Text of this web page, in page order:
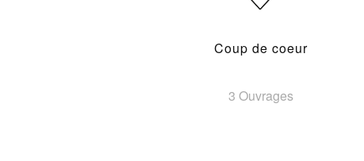
Coup de coeur
3 Ouvrages